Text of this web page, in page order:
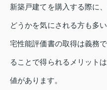
新築戸建てを購入する際に
どうかを気にされる方も多
宅性能評価書の取得は義務
ることで得られるメリット
値があります。